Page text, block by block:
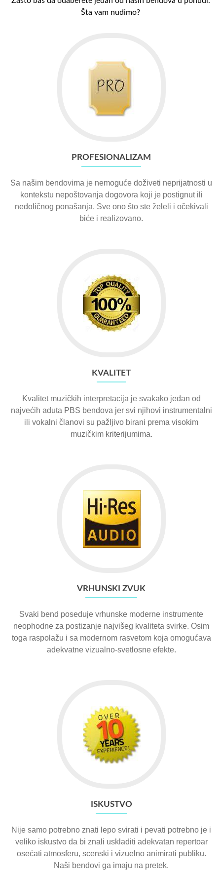
Šta vam nudimo?
PROFESIONALIZAM
Sa našim bendovima je nemoguće doživeti neprijatnosti u
kontekstu nepoštovanja dogovora koji je postignut ili
nedoličnog ponašanja. Sve ono što ste želeli i očekivali
biće i realizovano.
KVALITET
Kvalitet muzičkih interpretacija je svakako jedan od
najvećih aduta PBS bendova jer svi njihovi instrumentalni
ili vokalni članovi su pažljivo birani prema visokim
muzičkim kriterijumima.
VRHUNSKI ZVUK
Svaki bend poseduje vrhunske moderne instrumente
neophodne za postizanje najvišeg kvaliteta svirke. Osim
toga raspolažu i sa modernom rasvetom koja omogućava
adekvatne vizualno-svetlosne efekte.
ISKUSTVO
Nije samo potrebno znati lepo svirati i pevati potrebno je i
veliko iskustvo da bi znali uskladiti adekvatan repertoar
osećati atmosferu, scenski i vizuelno animirati publiku.
Naši bendovi ga imaju na pretek.